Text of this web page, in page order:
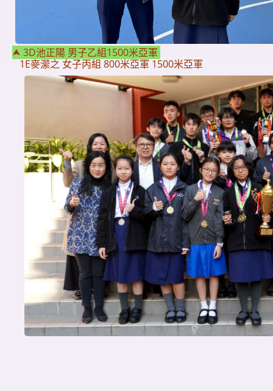
⮝ 3D池正陽 男子乙組1500米亞軍
1E麥瀠之 女子丙組 800米亞軍 1500米亞軍